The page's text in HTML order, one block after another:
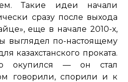
Такие идеи начали
сразу после выхода
еще в начале 2010-х,
выглядел по-настоящему
казахстанского проката.
окупился — он стал
говорили, спорили и к